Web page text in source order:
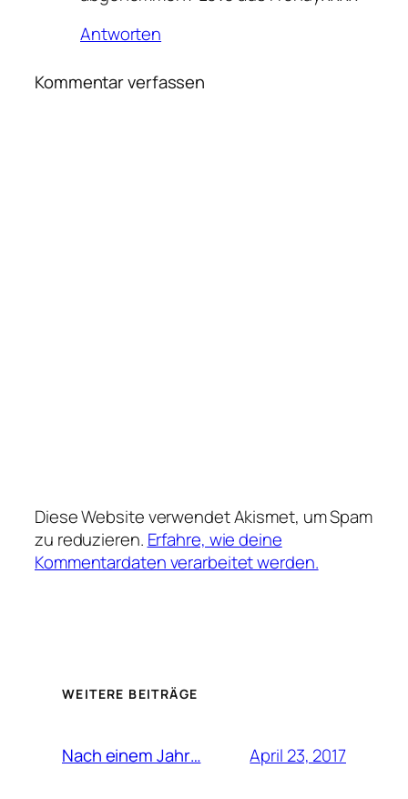
Antworten
Kommentar verfassen
Diese Website verwendet Akismet, um Spam
zu reduzieren. Erfahre, wie deine
Kommentardaten verarbeitet werden.
WEITERE BEITRÄGE
Nach einem Jahr… April 23, 2017